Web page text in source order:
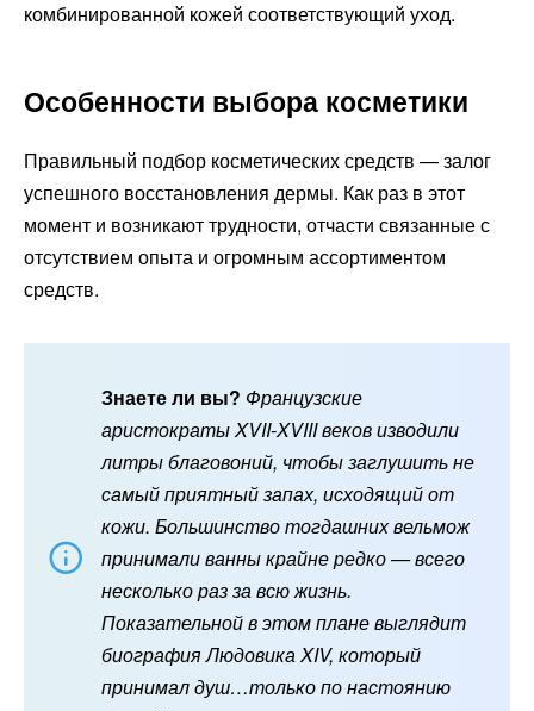
комбинированной кожей соответствующий уход.
Особенности выбора косметики
Правильный подбор косметических средств — залог
успешного восстановления дермы. Как раз в этот
момент и возникают трудности, отчасти связанные с
отсутствием опыта и огромным ассортиментом
средств.
Знаете ли вы? Французские
аристократы XVII-XVIII веков изводили
литры благовоний, чтобы заглушить не
самый приятный запах, исходящий от
кожи. Большинство тогдашних вельмож
принимали ванны крайне редко — всего
несколько раз за всю жизнь.
Показательной в этом плане выглядит
биография Людовика XIV, который
принимал душ…только по настоянию